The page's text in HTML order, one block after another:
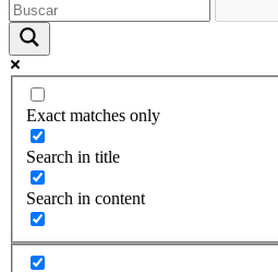
Exact matches only
Search in title
Search in content